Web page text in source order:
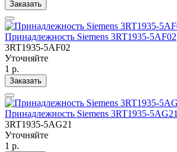
Заказать
Принадлежность Siemens 3RT1935-5AF02
3RT1935-5AF02
Уточняйте
1 р.
Заказать
Принадлежность Siemens 3RT1935-5AG21
3RT1935-5AG21
Уточняйте
1 р.